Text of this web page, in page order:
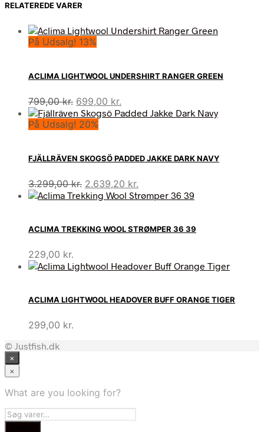
RELATEREDE VARER
På Udsalg! 13%
ACLIMA LIGHTWOOL UNDERSHIRT RANGER GREEN
799,00kr. Den
oprindelige
pris
699,00 kr.
aktuelle
På Udsalg! 20%
FJÄLLRÄVEN SKOGSÖ PADDED JAKKE DARK NAVY
3.299,00kr. Den
oprindelige
3.299,00 kr..
2.639,20 kr.
aktuelle
2.639,20 kr..
ACLIMA TREKKING WOOL STRØMPER 36 39
229,00 kr.
ACLIMA LIGHTWOOL HEADOVER BUFF ORANGE TIGER
299,00 kr.
© Justfish.dk
×
×
What are you looking for?